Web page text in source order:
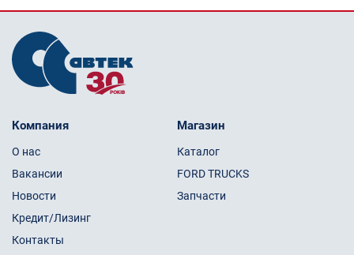
Компания
О нас
Вакансии
Новости
Кредит/Лизинг
Контакты
Магазин
Каталог
FORD TRUCKS
Запчасти